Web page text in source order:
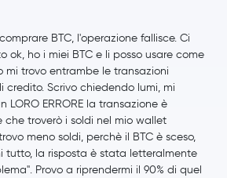
INJ
TRUMP
BTC, l'operazione fallisce. Ci
ok, ho i miei BTC e li posso usare come
mi trovo entrambe le transazioni
Scrivo chiedendo lumi, mi
LORO ERRORE la transazione è
troverò i soldi nel mio wallet
meno soldi, perchè il BTC è sceso,
tutto, la risposta è stata letteralmente
Provo a riprendermi il 90% di quel